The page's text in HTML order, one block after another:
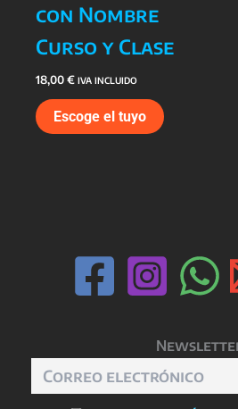
con Nombre
Curso y Clase
18,00€ IVA INCLUIDO
Escoge el tuyo